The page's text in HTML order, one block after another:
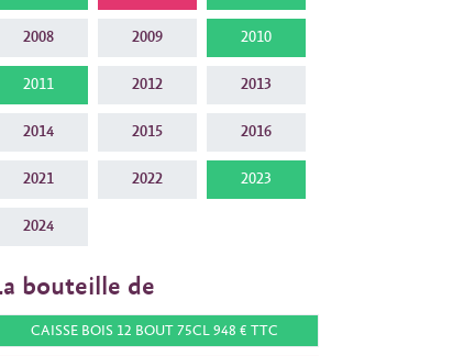
2008 2009 2010
2011 2012 2013
2014 2015 2016
2021 2022 2023
2024
bouteille de
CAISSE BOIS 12 BOUT 75CL 948 € TTC